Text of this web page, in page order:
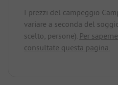
I prezzi del campeggio
variare a seconda del
scelto, persone). Per
consultate questa pagina.